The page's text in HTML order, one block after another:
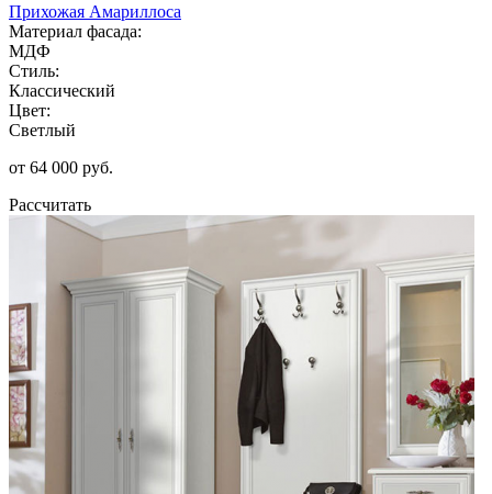
Прихожая Амариллоса
Материал фасада:
МДФ
Стиль:
Классический
Цвет:
Светлый
от 64 000 руб.
Рассчитать